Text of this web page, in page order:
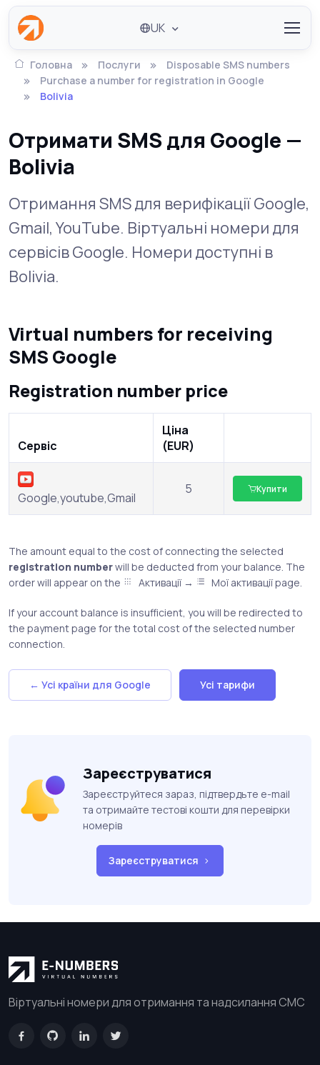
UK
Головна Послуги
Disposable SMS numbers
Purchase a number for registration in Google
Bolivia
Отримати SMS для Google —
Bolivia
Отримання SMS для верифікації Google,
Gmail, YouTube. Віртуальні номери для
сервісів Google. Номери доступні в
Bolivia.
Virtual numbers for receiving
SMS Google
Registration number price
Сервіс
Ціна
(EUR)
Google,youtube,Gmail
5 Купити
The amount equal to the cost of connecting the selected
registration numberwill be deducted from your balance. The
order will appear on the
Активації → Мої активації page.
If your account balance is insufficient, you will be redirected to
the payment page for the total cost of the selected number
connection.
← Усі країни для Google Усі тарифи
Зареєструватися
Зареєструйтеся зараз, підтвердьте e-mail
та отримайте тестові кошти для перевірки
номерів
Зареєструватися
Віртуальні номери для отримання та надсилання СМС